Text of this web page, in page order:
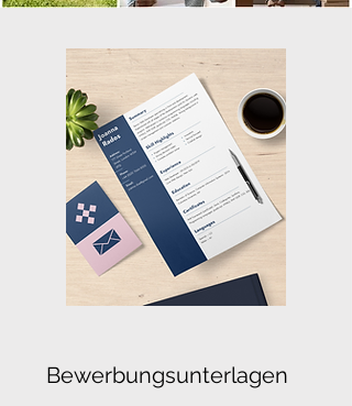
Bewerbungsunterlagen